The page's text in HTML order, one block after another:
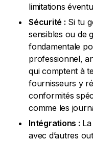
limitations
Sécurité : Si tu
sensibles ou de
fondamentale
professionnel,
qui comptent à
fournisseurs y
conformités
comme les
Intégrations :
avec d’autres